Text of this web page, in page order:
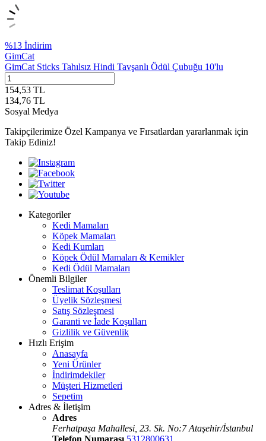
%13 İndirim
GimCat
GimCat Sticks Tahılsız Hindi Tavşanlı Ödül Çubuğu 10'lu
154,53 TL
134,76 TL
Sosyal Medya
Takipçilerimize Özel Kampanya ve Fırsatlardan yararlanmak için
Takip Ediniz!
Kategoriler
Kedi Mamaları
Köpek Mamaları
Kedi Kumları
Köpek Ödül Mamaları & Kemikler
Kedi Ödül Mamaları
Önemli Bilgiler
Teslimat Koşulları
Üyelik Sözleşmesi
Satış Sözleşmesi
Garanti ve İade Koşulları
Gizlilik ve Güvenlik
Hızlı Erişim
Anasayfa
Yeni Ürünler
İndirimdekiler
Müşteri Hizmetleri
Sepetim
Adres & İletişim
Adres
Ferhatpaşa Mahallesi, 23. Sk. No:7 Ataşehir/İstanbul
Telefon Numarası 5312800631